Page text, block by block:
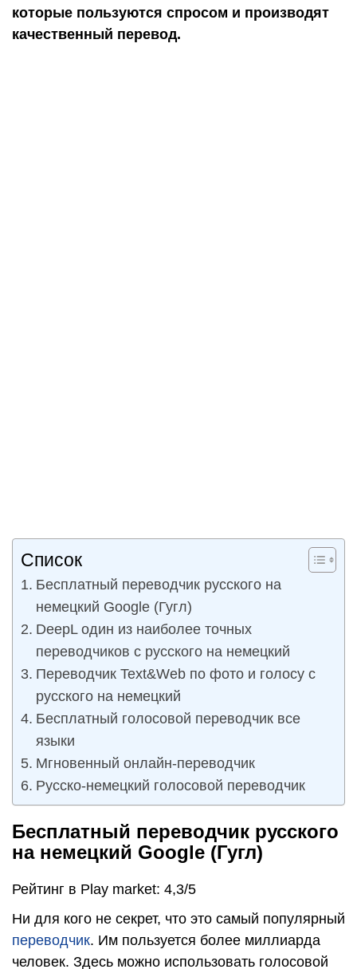
которые пользуются спросом и производят
качественный перевод.
Список
Бесплатный переводчик русского на
немецкий Google (Гугл)
DeepL один из наиболее точных
переводчиков с русского на немецкий
Переводчик Text&Web по фото и голосу с
русского на немецкий
Бесплатный голосовой переводчик все
языки
Мгновенный онлайн-переводчик
Русско-немецкий голосовой переводчик
Бесплатный переводчик русского
на немецкий Google (Гугл)
Рейтинг в Play market: 4,3/5
Ни для кого не секрет, что это самый популярный
переводчик. Им пользуется более миллиарда
человек. Здесь можно использовать голосовой